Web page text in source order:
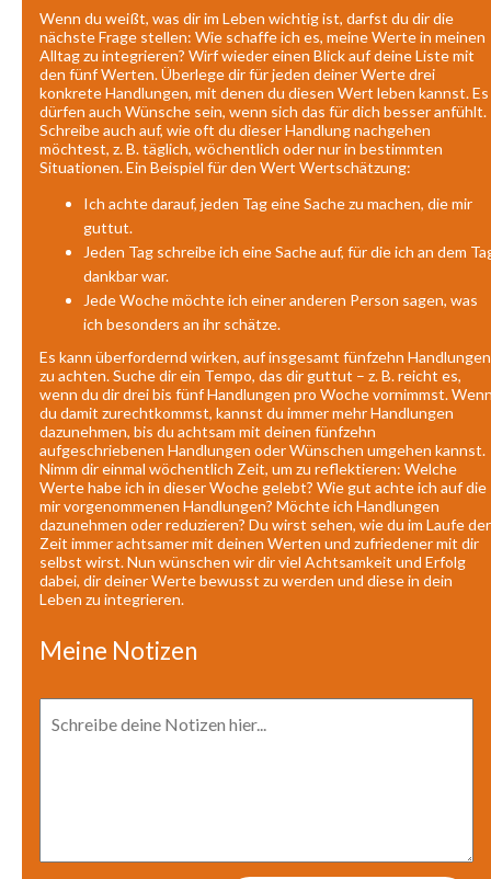
Wenn du weißt, was dir im Leben wichtig ist, darfst du dir die
nächste Frage stellen: Wie schaffe ich es, meine Werte in meinen
Alltag zu integrieren? Wirf wieder einen Blick auf deine Liste mit
den fünf Werten. Überlege dir für jeden deiner Werte drei
konkrete Handlungen, mit denen du diesen Wert leben kannst. Es
dürfen auch Wünsche sein, wenn sich das für dich besser anfühlt.
Schreibe auch auf, wie oft du dieser Handlung nachgehen
möchtest, z. B. täglich, wöchentlich oder nur in bestimmten
Situationen. Ein Beispiel für den Wert Wertschätzung:
Ich achte darauf, jeden Tag eine Sache zu machen, die mir
guttut.
Jeden Tag schreibe ich eine Sache auf, für die ich an dem
dankbar war.
Jede Woche möchte ich einer anderen Person sagen, was
ich besonders an ihr schätze.
Es kann überfordernd wirken, auf insgesamt fünfzehn Handlungen
zu achten. Suche dir ein Tempo, das dir guttut – z. B. reicht es,
wenn du dir drei bis fünf Handlungen pro Woche vornimmst.
du damit zurechtkommst, kannst du immer mehr Handlungen
dazunehmen, bis du achtsam mit deinen fünfzehn
aufgeschriebenen Handlungen oder Wünschen umgehen kannst.
Nimm dir einmal wöchentlich Zeit, um zu reflektieren: Welche
Werte habe ich in dieser Woche gelebt? Wie gut achte ich auf die
mir vorgenommenen Handlungen? Möchte ich Handlungen
dazunehmen oder reduzieren? Du wirst sehen, wie du im Laufe der
Zeit immer achtsamer mit deinen Werten und zufriedener mit dir
selbst wirst. Nun wünschen wir dir viel Achtsamkeit und Erfolg
dabei, dir deiner Werte bewusst zu werden und diese in dein
Leben zu integrieren.
Meine Notizen